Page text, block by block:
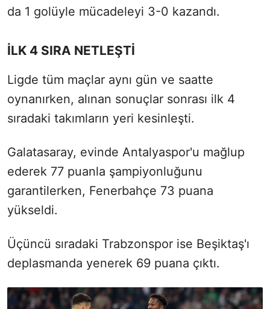
da 1 golüyle mücadeleyi 3-0 kazandı.
İLK 4 SIRA NETLEŞTİ
Ligde tüm maçlar aynı gün ve saatte
oynanırken, alınan sonuçlar sonrası ilk 4
sıradaki takımların yeri kesinleşti.
Galatasaray, evinde Antalyaspor'u mağlup
ederek 77 puanla şampiyonluğunu
garantilerken, Fenerbahçe 73 puana
yükseldi.
Üçüncü sıradaki Trabzonspor ise Beşiktaş'ı
deplasmanda yenerek 69 puana çıktı.